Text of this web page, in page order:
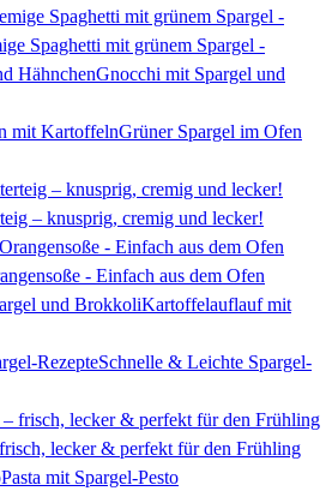
Spaghetti mit grünem Spargel -
Gnocchi mit Spargel und
Grüner Spargel im Ofen
– knusprig, cremig und lecker!
- Einfach aus dem Ofen
Kartoffelauflauf mit
Schnelle & Leichte Spargel-
lecker & perfekt für den Frühling
Pasta mit Spargel-Pesto